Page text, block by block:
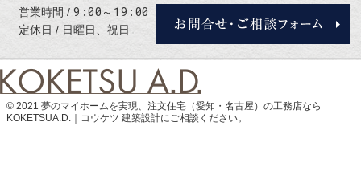
営業時間 9:00～19:00
定休日 日曜日、祝日
© 2021 夢のマイホームを実現、 注文住宅（愛知・名古屋）の工務店なら
KOKETSUA.D.｜コウケツ 建築設計にご相談ください。